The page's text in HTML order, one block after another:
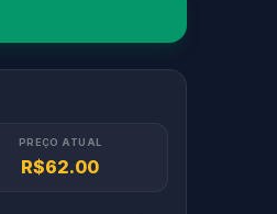
PREÇO ATUAL
R$62.00